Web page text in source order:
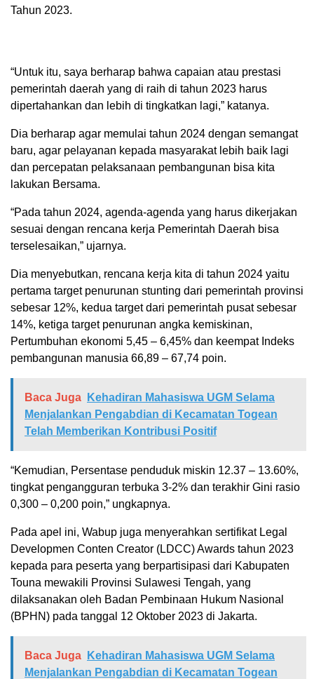
Tahun 2023.
“Untuk itu, saya berharap bahwa capaian atau prestasi
pemerintah daerah yang di raih di tahun 2023 harus
dipertahankan dan lebih di tingkatkan lagi,” katanya.
Dia berharap agar memulai tahun 2024 dengan semangat
baru, agar pelayanan kepada masyarakat lebih baik lagi
dan percepatan pelaksanaan pembangunan bisa kita
lakukan Bersama.
“Pada tahun 2024, agenda-agenda yang harus dikerjakan
sesuai dengan rencana kerja Pemerintah Daerah bisa
terselesaikan,” ujarnya.
Dia menyebutkan, rencana kerja kita di tahun 2024 yaitu
pertama target penurunan stunting dari pemerintah provinsi
sebesar 12%, kedua target dari pemerintah pusat sebesar
14%, ketiga target penurunan angka kemiskinan,
Pertumbuhan ekonomi 5,45 – 6,45% dan keempat Indeks
pembangunan manusia 66,89 – 67,74 poin.
Baca Juga
Kehadiran Mahasiswa UGM Selama
Menjalankan Pengabdian di Kecamatan Togean
Telah Memberikan Kontribusi Positif
“Kemudian, Persentase penduduk miskin 12.37 – 13.60%,
tingkat pengangguran terbuka 3-2% dan terakhir Gini rasio
0,300 – 0,200 poin,” ungkapnya.
Pada apel ini, Wabup juga menyerahkan sertifikat Legal
Developmen Conten Creator (LDCC) Awards tahun 2023
kepada para peserta yang berpartisipasi dari Kabupaten
Touna mewakili Provinsi Sulawesi Tengah, yang
dilaksanakan oleh Badan Pembinaan Hukum Nasional
(BPHN) pada tanggal 12 Oktober 2023 di Jakarta.
Baca Juga
Kehadiran Mahasiswa UGM Selama
Menjalankan Pengabdian di Kecamatan Togean